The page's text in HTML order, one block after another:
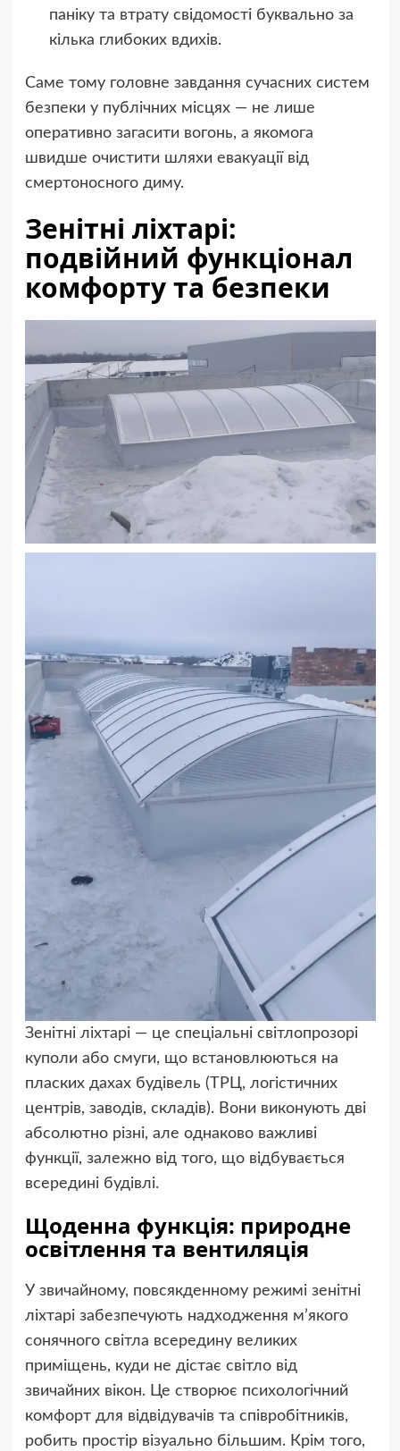
паніку та втрату свідомості буквально за
кілька глибоких вдихів.
Саме тому головне завдання сучасних систем
безпеки у публічних місцях — не лише
оперативно загасити вогонь, а якомога
швидше очистити шляхи евакуації від
смертоносного диму.
Зенітні ліхтарі:
подвійний функціонал
комфорту та безпеки
Зенітні ліхтарі — це спеціальні світлопрозорі
куполи або смуги, що встановлюються на
пласких дахах будівель (ТРЦ, логістичних
центрів, заводів, складів). Вони виконують дві
абсолютно різні, але однаково важливі
функції, залежно від того, що відбувається
всередині будівлі.
Щоденна функція: природне
освітлення та вентиляція
У звичайному, повсякденному режимі зенітні
ліхтарі забезпечують надходження м’якого
сонячного світла всередину великих
приміщень, куди не дістає світло від
звичайних вікон. Це створює психологічний
комфорт для відвідувачів та співробітників,
робить простір візуально більшим. Крім того,